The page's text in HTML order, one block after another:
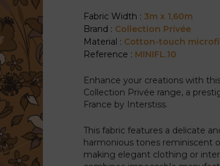
Fabric Width : 3m x 1,60m
Brand : Collection Privée
Material : Cotton-touch
Reference : MINIFL.10
Enhance your creations with
Collection Privée range, a
France by Interstiss.
This fabric features a delicate
harmonious tones reminiscent
making elegant clothing or